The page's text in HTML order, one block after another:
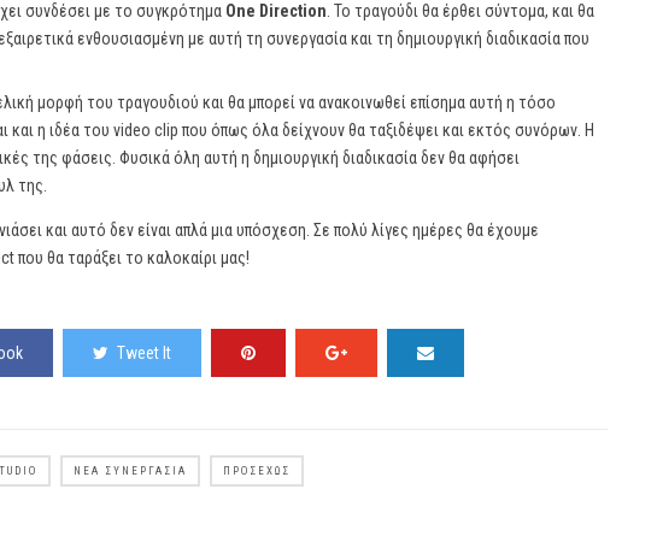
συνδέσει με το συγκρότημα One Direction . Το τραγούδι θα έρθει σύντομα, και θα
ενθουσιασμένη με αυτή τη συνεργασία και τη δημιουργική διαδικασία που
μορφή του τραγουδιού και θα μπορεί να ανακοινωθεί επίσημα αυτή η τόσο
και η ιδέα του video clip που όπως όλα δείχνουν θα ταξιδέψει και εκτός συνόρων. Η
της φάσεις. Φυσικά όλη αυτή η δημιουργική διαδικασία δεν θα αφήσει
της.
και αυτό δεν είναι απλά μια υπόσχεση. Σε πολύ λίγες ημέρες θα έχουμε
που θα ταράξει το καλοκαίρι μας!
Tweet It
ΝΈΑ ΣΥΝΕΡΓΑΣΊΑ ΠΡΟΣΕΧΏΣ